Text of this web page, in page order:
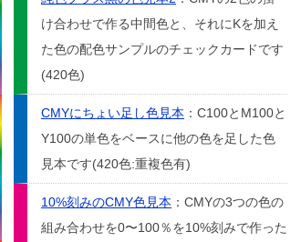
け合わせで作る中間色と、それにKを加え
た色の配色サンプルのチェックカードです
(420色)
CMYにちょい足し色見本 ：C100とM100と
Y100の単色をベースに他の色を足した色
見本です(420色:重複色有)
10%刻みのCMY色見本 ：CMYの3つの色の
組み合わせを0〜100％を10%刻みで作った